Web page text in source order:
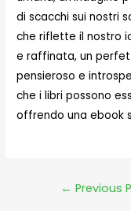
di scacchi sui nostri
che riflette il nostro
e raffinata, un
pensieroso e
che i libri possono
offrendo una ebook
← Previous